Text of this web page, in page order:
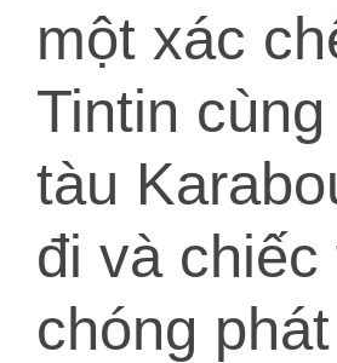
một xác
Tintin
tàu
đi và
chóng